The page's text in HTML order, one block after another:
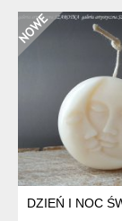
DZIEŃ I NOC